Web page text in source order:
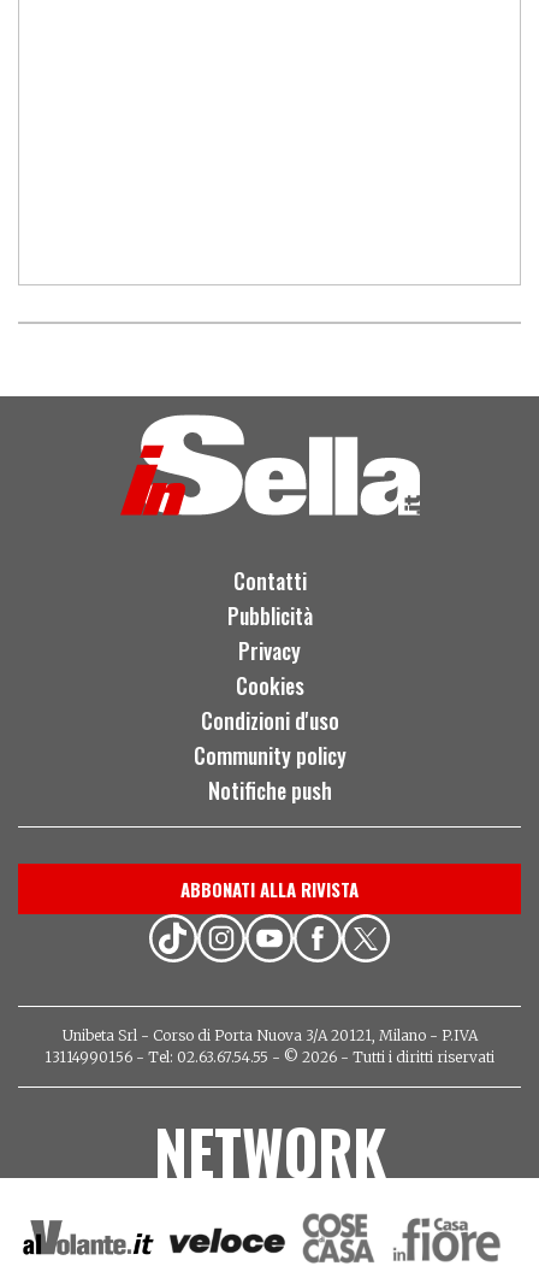
Contatti
Pubblicità
Privacy
Cookies
Condizioni d'uso
Community policy
Notifiche push
ABBONATI ALLA RIVISTA
Unibeta Srl - Corso di Porta Nuova 3/A 20121, Milano - P.IVA
13114990156 - Tel: 02.63.67.54.55 - © 2026 - Tutti i diritti riservati
NETWORK